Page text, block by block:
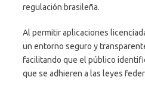
regulación brasileña.
Al permitir aplicaciones
un entorno seguro y
facilitando que el público
que se adhieren a las leyes